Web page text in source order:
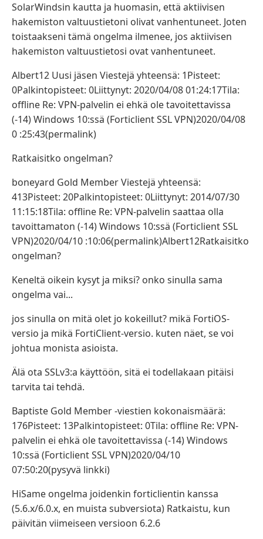
SolarWindsin kautta ja huomasin, että aktiivisen
hakemiston valtuustietoni olivat vanhentuneet. Joten
toistaakseni tämä ongelma ilmenee, jos aktiivisen
hakemiston valtuustietosi ovat vanhentuneet.
Albert12 Uusi jäsen Viestejä yhteensä: 1Pisteet:
0Palkintopisteet: 0Liittynyt: 2020/04/08 01:24:17Tila:
offline Re: VPN-palvelin ei ehkä ole tavoitettavissa
(-14) Windows 10:ssä (Forticlient SSL VPN)2020/04/08
0 :25:43(permalink)
Ratkaisitko ongelman?
boneyard Gold Member Viestejä yhteensä:
413Pisteet: 20Palkintopisteet: 0Liittynyt: 2014/07/30
11:15:18Tila: offline Re: VPN-palvelin saattaa olla
tavoittamaton (-14) Windows 10:ssä (Forticlient SSL
VPN)2020/04/10 :10:06(permalink)Albert12Ratkaisitko
ongelman?
Keneltä oikein kysyt ja miksi? onko sinulla sama
ongelma vai...
jos sinulla on mitä olet jo kokeillut? mikä FortiOS-
versio ja mikä FortiClient-versio. kuten näet, se voi
johtua monista asioista.
Älä ota SSLv3:a käyttöön, sitä ei todellakaan pitäisi
tarvita tai tehdä.
Baptiste Gold Member -viestien kokonaismäärä:
176Pisteet: 13Palkintopisteet: 0Tila: offline Re: VPN-
palvelin ei ehkä ole tavoitettavissa (-14) Windows
10:ssä (Forticlient SSL VPN)2020/04/10
07:50:20(pysyvä linkki)
HiSame ongelma joidenkin forticlientin kanssa
(5.6.x/6.0.x, en muista subversiota) Ratkaistu, kun
päivitän viimeiseen versioon 6.2.6